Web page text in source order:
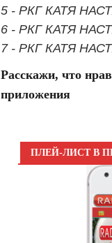
5 - РКГ КАТЯ
6 - РКГ КАТЯ
7 - РКГ КАТЯ
Расскажи, что
приложения
ПЛЕЙ-ЛИСТ В